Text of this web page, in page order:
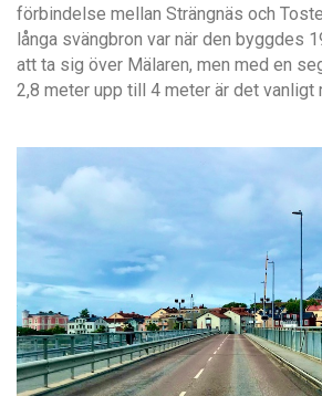
förbindelse mellan Strängnäs och
långa svängbron var när den byggdes
att ta sig över Mälaren, men med en
2,8 meter upp till 4 meter är det vanligt